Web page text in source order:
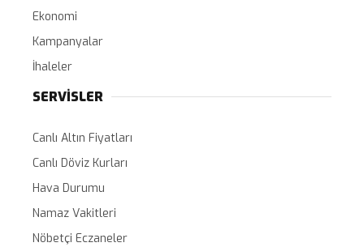
Ekonomi
Kampanyalar
İhaleler
SERVİSLER
Canlı Altın Fiyatları
Canlı Döviz Kurları
Hava Durumu
Namaz Vakitleri
Nöbetçi Eczaneler